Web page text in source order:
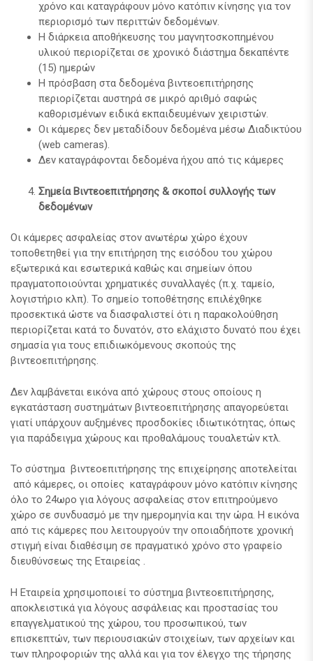
χρόνο και καταγράφουν μόνο κατόπιν κίνησης για τον
περιορισμό των περιττών δεδομένων.
Η διάρκεια αποθήκευσης του μαγνητοσκοπημένου
υλικού περιορίζεται σε χρονικό διάστημα δεκαπέντε
(15) ημερών
Η πρόσβαση στα δεδομένα βιντεοεπιτήρησης
περιορίζεται αυστηρά σε μικρό αριθμό σαφώς
καθορισμένων ειδικά εκπαιδευμένων χειριστών.
Οι κάμερες δεν μεταδίδουν δεδομένα μέσω Διαδικτύου
(web cameras).
Δεν καταγράφονται δεδομένα ήχου από τις κάμερες
Σημεία Βιντεοεπιτήρησης & σκοποί συλλογής των
δεδομένων
Οι κάμερες ασφαλείας στον ανωτέρω χώρο έχουν
τοποθετηθεί για την επιτήρηση της εισόδου του χώρου
εξωτερικά και εσωτερικά καθώς και σημείων όπου
πραγματοποιούνται χρηματικές συναλλαγές (π.χ. ταμείο,
λογιστήριο κλπ). Το σημείο τοποθέτησης επιλέχθηκε
προσεκτικά ώστε να διασφαλιστεί ότι η παρακολούθηση
περιορίζεται κατά το δυνατόν, στο ελάχιστο δυνατό που έχει
σημασία για τους επιδιωκόμενους σκοπούς της
βιντεοεπιτήρησης.
Δεν λαμβάνεται εικόνα από χώρους στους οποίους η
εγκατάσταση συστημάτων βιντεοεπιτήρησης απαγορεύεται
γιατί υπάρχουν αυξημένες προσδοκίες ιδιωτικότητας, όπως
για παράδειγμα χώρους και προθαλάμους τουαλετών κτλ.
Το σύστημα βιντεοεπιτήρησης της επιχείρησης αποτελείται
από κάμερες, οι οποίες καταγράφουν μόνο κατόπιν κίνησης
όλο το 24ωρο για λόγους ασφαλείας στον επιτηρούμενο
χώρο σε συνδυασμό με την ημερομηνία και την ώρα. Η εικόνα
από τις κάμερες που λειτουργούν την οποιαδήποτε χρονική
στιγμή είναι διαθέσιμη σε πραγματικό χρόνο στο γραφείο
διευθύνσεως της Εταιρείας .
Η Εταιρεία χρησιμοποιεί το σύστημα βιντεοεπιτήρησης,
αποκλειστικά για λόγους ασφάλειας και προστασίας του
επαγγελματικού της χώρου, του προσωπικού, των
επισκεπτών, των περιουσιακών στοιχείων, των αρχείων και
των πληροφοριών της αλλά και για τον έλεγχο της τήρησης